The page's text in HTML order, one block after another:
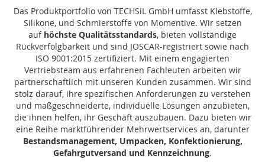
Das Produktportfolio von TECHSiL GmbH umfasst Klebstoffe,
Silikone, und Schmierstoffe von Momentive. Wir setzen
auf höchste Qualitätsstandards, bieten vollständige
Rückverfolgbarkeit und sind JOSCAR-registriert sowie nach
ISO 9001:2015 zertifiziert. Mit einem engagierten
Vertriebsteam aus erfahrenen Fachleuten arbeiten wir
partnerschaftlich mit unseren Kunden zusammen. Wir sind
stolz darauf, ihre spezifischen Anforderungen zu verstehen
und maßgeschneiderte, individuelle Lösungen anzubieten,
die ihnen helfen, ihr Geschäft auszubauen. Dazu bieten wir
eine Reihe marktführender Mehrwertservices an, darunter
Bestandsmanagement, Umpacken, Konfektionierung,
Gefahrgutversand und Kennzeichnung.